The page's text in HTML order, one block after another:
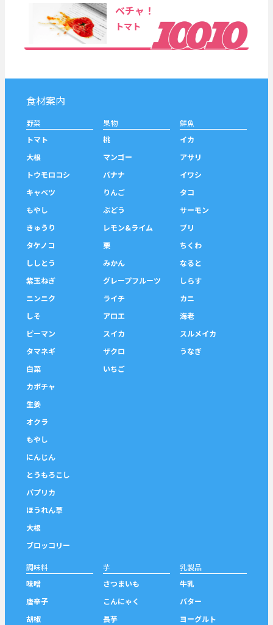
ベチャ！
トマト
食材案内
野菜
トマト
大根
トウモロコシ
キャベツ
もやし
きゅうり
タケノコ
ししとう
紫玉ねぎ
ニンニク
しそ
ピーマン
タマネギ
白菜
カボチャ
生姜
オクラ
もやし
にんじん
とうもろこし
パプリカ
ほうれん草
大根
ブロッコリー
果物
桃
マンゴー
バナナ
りんご
ぶどう
レモン&ライム
栗
みかん
グレープフルーツ
ライチ
アロエ
スイカ
ザクロ
いちご
鮮魚
イカ
アサリ
イワシ
タコ
サーモン
ブリ
ちくわ
なると
しらす
カニ
海老
スルメイカ
うなぎ
調味料
味噌
唐辛子
胡椒
芋
さつまいも
こんにゃく
長芋
乳製品
牛乳
バター
ヨーグルト